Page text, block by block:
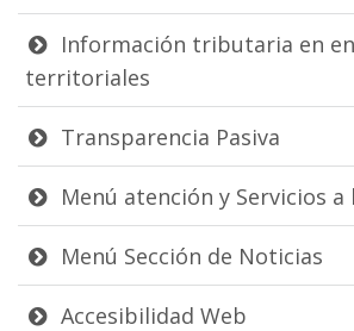
Información tributaria en
territoriales
Transparencia Pasiva
Menú atención y Servicios a
Menú Sección de Noticias
Accesibilidad Web